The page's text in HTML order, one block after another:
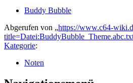
Buddy Bubble
Abgerufen von „https://www.c64-
Kategorie:
Noten